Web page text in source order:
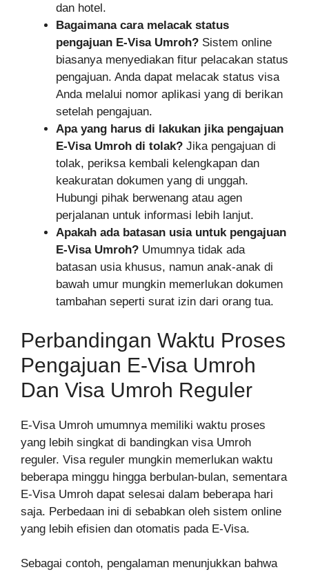
dan hotel.
Bagaimana cara melacak status
pengajuan E-Visa Umroh? Sistem online
biasanya menyediakan fitur pelacakan status
pengajuan. Anda dapat melacak status visa
Anda melalui nomor aplikasi yang di berikan
setelah pengajuan.
Apa yang harus di lakukan jika pengajuan
E-Visa Umroh di tolak? Jika pengajuan di
tolak, periksa kembali kelengkapan dan
keakuratan dokumen yang di unggah.
Hubungi pihak berwenang atau agen
perjalanan untuk informasi lebih lanjut.
Apakah ada batasan usia untuk pengajuan
E-Visa Umroh? Umumnya tidak ada
batasan usia khusus, namun anak-anak di
bawah umur mungkin memerlukan dokumen
tambahan seperti surat izin dari orang tua.
Perbandingan Waktu Proses
Pengajuan E-Visa Umroh
Dan Visa Umroh Reguler
E-Visa Umroh umumnya memiliki waktu proses
yang lebih singkat di bandingkan visa Umroh
reguler. Visa reguler mungkin memerlukan waktu
beberapa minggu hingga berbulan-bulan, sementara
E-Visa Umroh dapat selesai dalam beberapa hari
saja. Perbedaan ini di sebabkan oleh sistem online
yang lebih efisien dan otomatis pada E-Visa.
Sebagai contoh, pengalaman menunjukkan bahwa